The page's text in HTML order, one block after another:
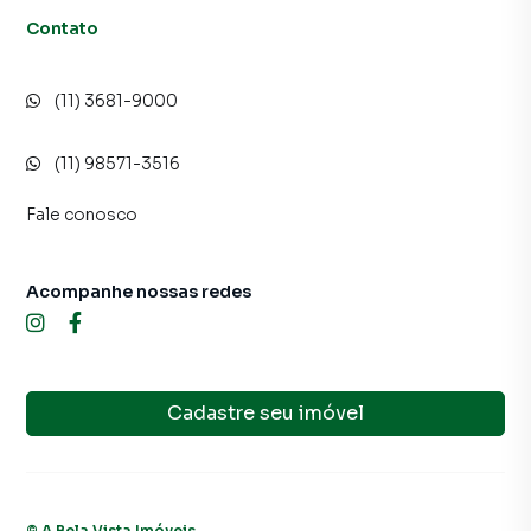
Contato
(11) 3681-9000
(11) 98571-3516
Fale conosco
Cadastre seu imóvel
Acompanhe nossas redes